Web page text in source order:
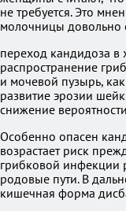
не требуется. Это
молочницы довольно
переход кандидоза
распространение
и мочевой пузырь,
развитие эрозии
снижение
Особенно опасен
возрастает риск
грибковой инфекции
родовые пути. В
кишечная форма